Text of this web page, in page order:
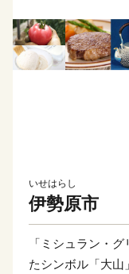
いせはらし
伊勢原市
「ミシュラン・
たシンボル「大山